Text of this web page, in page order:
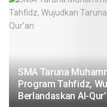
SMA Taruna
Program Tahfidz,
Berlandaskan Al-